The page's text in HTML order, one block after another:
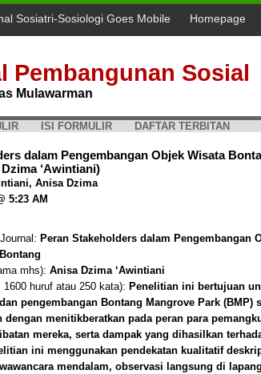
Sosiatri-Sosiologi Goes Mobile Homepage
Pembangunan Sosial
Mulawarman
ISI FORMULIR DAFTAR TERBITAN
dalam Pengembangan Objek Wisata
‘Awintiani)
Anisa Dzima
5:23 AM
Peran Stakeholders dalam Pengembangan
mhs): Anisa Dzima ‘Awintiani
huruf atau 250 kata): Penelitian ini bertujuan
pengembangan Bontang Mangrove Park (BMP)
dengan menitikberatkan pada peran para
mereka, serta dampak yang dihasilkan
ini menggunakan pendekatan kualitatif
mendalam, observasi langsung di